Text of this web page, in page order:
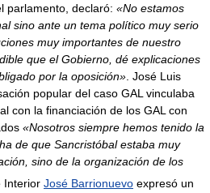
parlamento, declaró: «No estamos
sino ante un tema político muy serio
muy importantes de nuestro
que el Gobierno, dé explicaciones
por la oposición». José Luis
popular del caso GAL vinculaba
con la financiación de los GAL con
«Nosotros siempre hemos tenido la
de que Sancristóbal estaba muy
sino de la organización de los
Interior José Barrionuevo expresó un